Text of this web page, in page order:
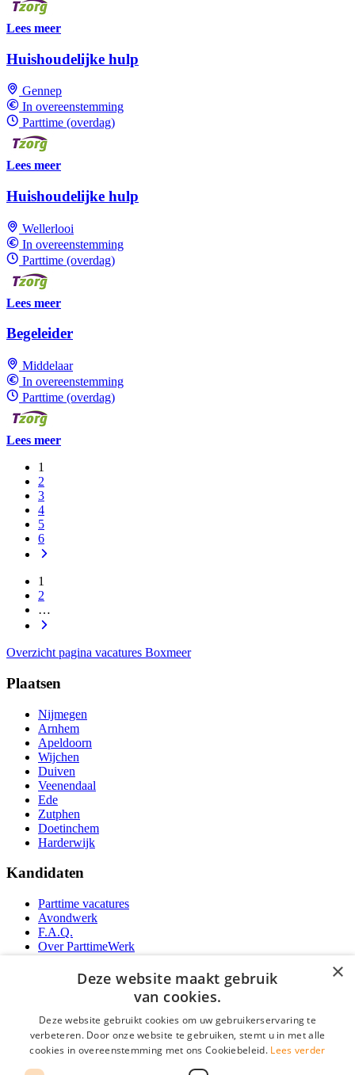
Lees meer
Huishoudelijke hulp
Gennep
In overeenstemming
Parttime (overdag)
Lees meer
Huishoudelijke hulp
Wellerlooi
In overeenstemming
Parttime (overdag)
Lees meer
Begeleider
Middelaar
In overeenstemming
Parttime (overdag)
Lees meer
1
2
3
4
5
6
1
2
…
Overzicht pagina vacatures Boxmeer
Plaatsen
Nijmegen
Arnhem
Apeldoorn
Wijchen
Duiven
Veenendaal
Ede
Zutphen
Doetinchem
Harderwijk
Kandidaten
Parttime vacatures
Avondwerk
F.A.Q.
Over ParttimeWerk
YoungCapital Android App
Parttime personeel
Vacature aanmelden
×
Deze website maakt gebruik
van cookies.
Deze website gebruikt cookies om uw gebruikerservaring te
verbeteren. Door onze website te gebruiken, stemt u in met alle
cookies in overeenstemming met ons Cookiebeleid. Lees verder